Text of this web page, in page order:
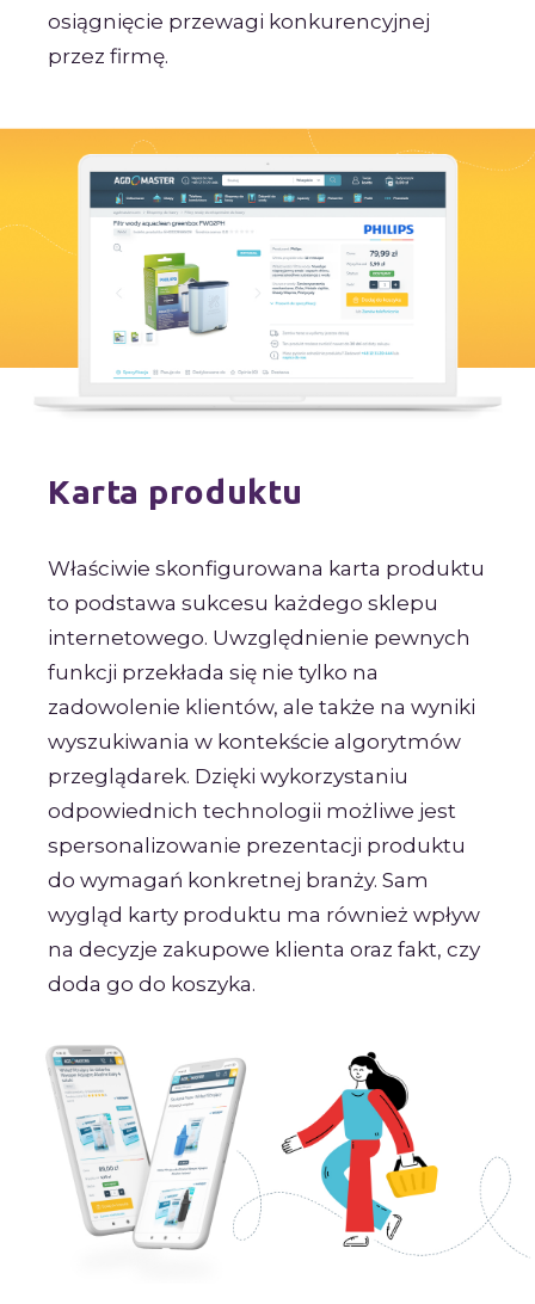
osiągnięcie przewagi konkurencyjnej
przez firmę.
Karta produktu
Właściwie skonfigurowana karta produktu
to podstawa sukcesu każdego sklepu
internetowego. Uwzględnienie pewnych
funkcji przekłada się nie tylko na
zadowolenie klientów, ale także na wyniki
wyszukiwania w kontekście algorytmów
przeglądarek. Dzięki wykorzystaniu
odpowiednich technologii możliwe jest
spersonalizowanie prezentacji produktu
do wymagań konkretnej branży. Sam
wygląd karty produktu ma również wpływ
na decyzje zakupowe klienta oraz fakt, czy
doda go do koszyka.